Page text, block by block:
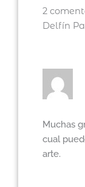
2
Delfín
Muchas
cual
arte.